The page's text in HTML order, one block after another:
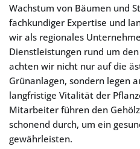
Wachstum von Bäumen und
fachkundiger Expertise und
wir als regionales
Dienstleistungen rund um
achten wir nicht nur auf die
Grünanlagen, sondern legen
langfristige Vitalität der
Mitarbeiter führen den
schonend durch, um ein
gewährleisten.